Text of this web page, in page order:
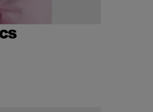
49,99 EUR